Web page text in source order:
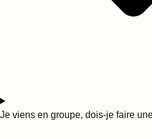
Je viens en groupe, dois-je faire